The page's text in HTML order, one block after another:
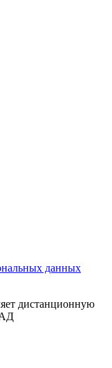
данных
дистанционную